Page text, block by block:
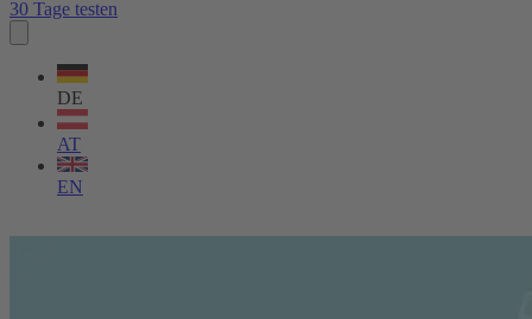
30 Tage testen
Sprache
wählen
DE
AT
EN